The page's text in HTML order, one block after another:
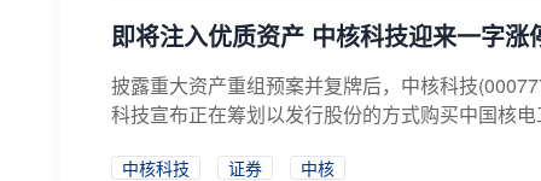
即将注入优质资产 中核科技迎来一字涨
披露重大资产重组预案并复牌后，中核科技
科技宣布正在筹划以发行股份的方式购买中国核
中核科技 证券
中核